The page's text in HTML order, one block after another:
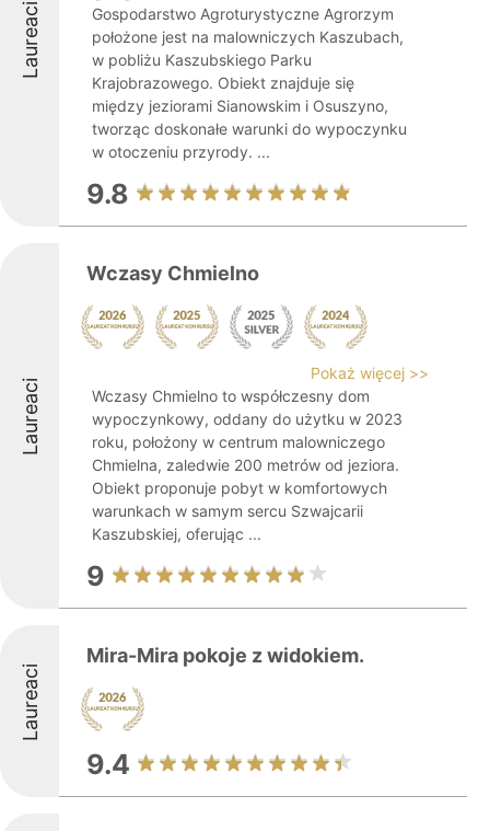
Laureaci
Gospodarstwo Agroturystyczne Agrorzym
położone jest na malowniczych Kaszubach,
w pobliżu Kaszubskiego Parku
Krajobrazowego. Obiekt znajduje się
między jeziorami Sianowskim i Osuszyno,
tworząc doskonałe warunki do wypoczynku
w otoczeniu przyrody. ...
9.8
Laureaci
Wczasy Chmielno
Pokaż więcej >>
Wczasy Chmielno to współczesny dom
wypoczynkowy, oddany do użytku w 2023
roku, położony w centrum malowniczego
Chmielna, zaledwie 200 metrów od jeziora.
Obiekt proponuje pobyt w komfortowych
warunkach w samym sercu Szwajcarii
Kaszubskiej, oferując ...
9
Laureaci
Mira-Mira pokoje z widokiem.
9.4